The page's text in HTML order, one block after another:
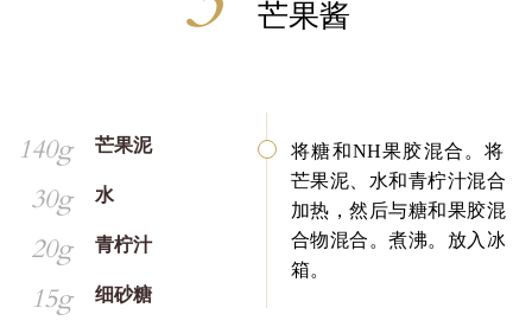
芒果酱
140g 芒果泥
30g 水
20g 青柠汁
15g 细砂糖
将糖和NH果胶混合。将
芒果泥、水和青柠汁混合
加热，然后与糖和果胶混
合物混合。煮沸。放入冰
箱。